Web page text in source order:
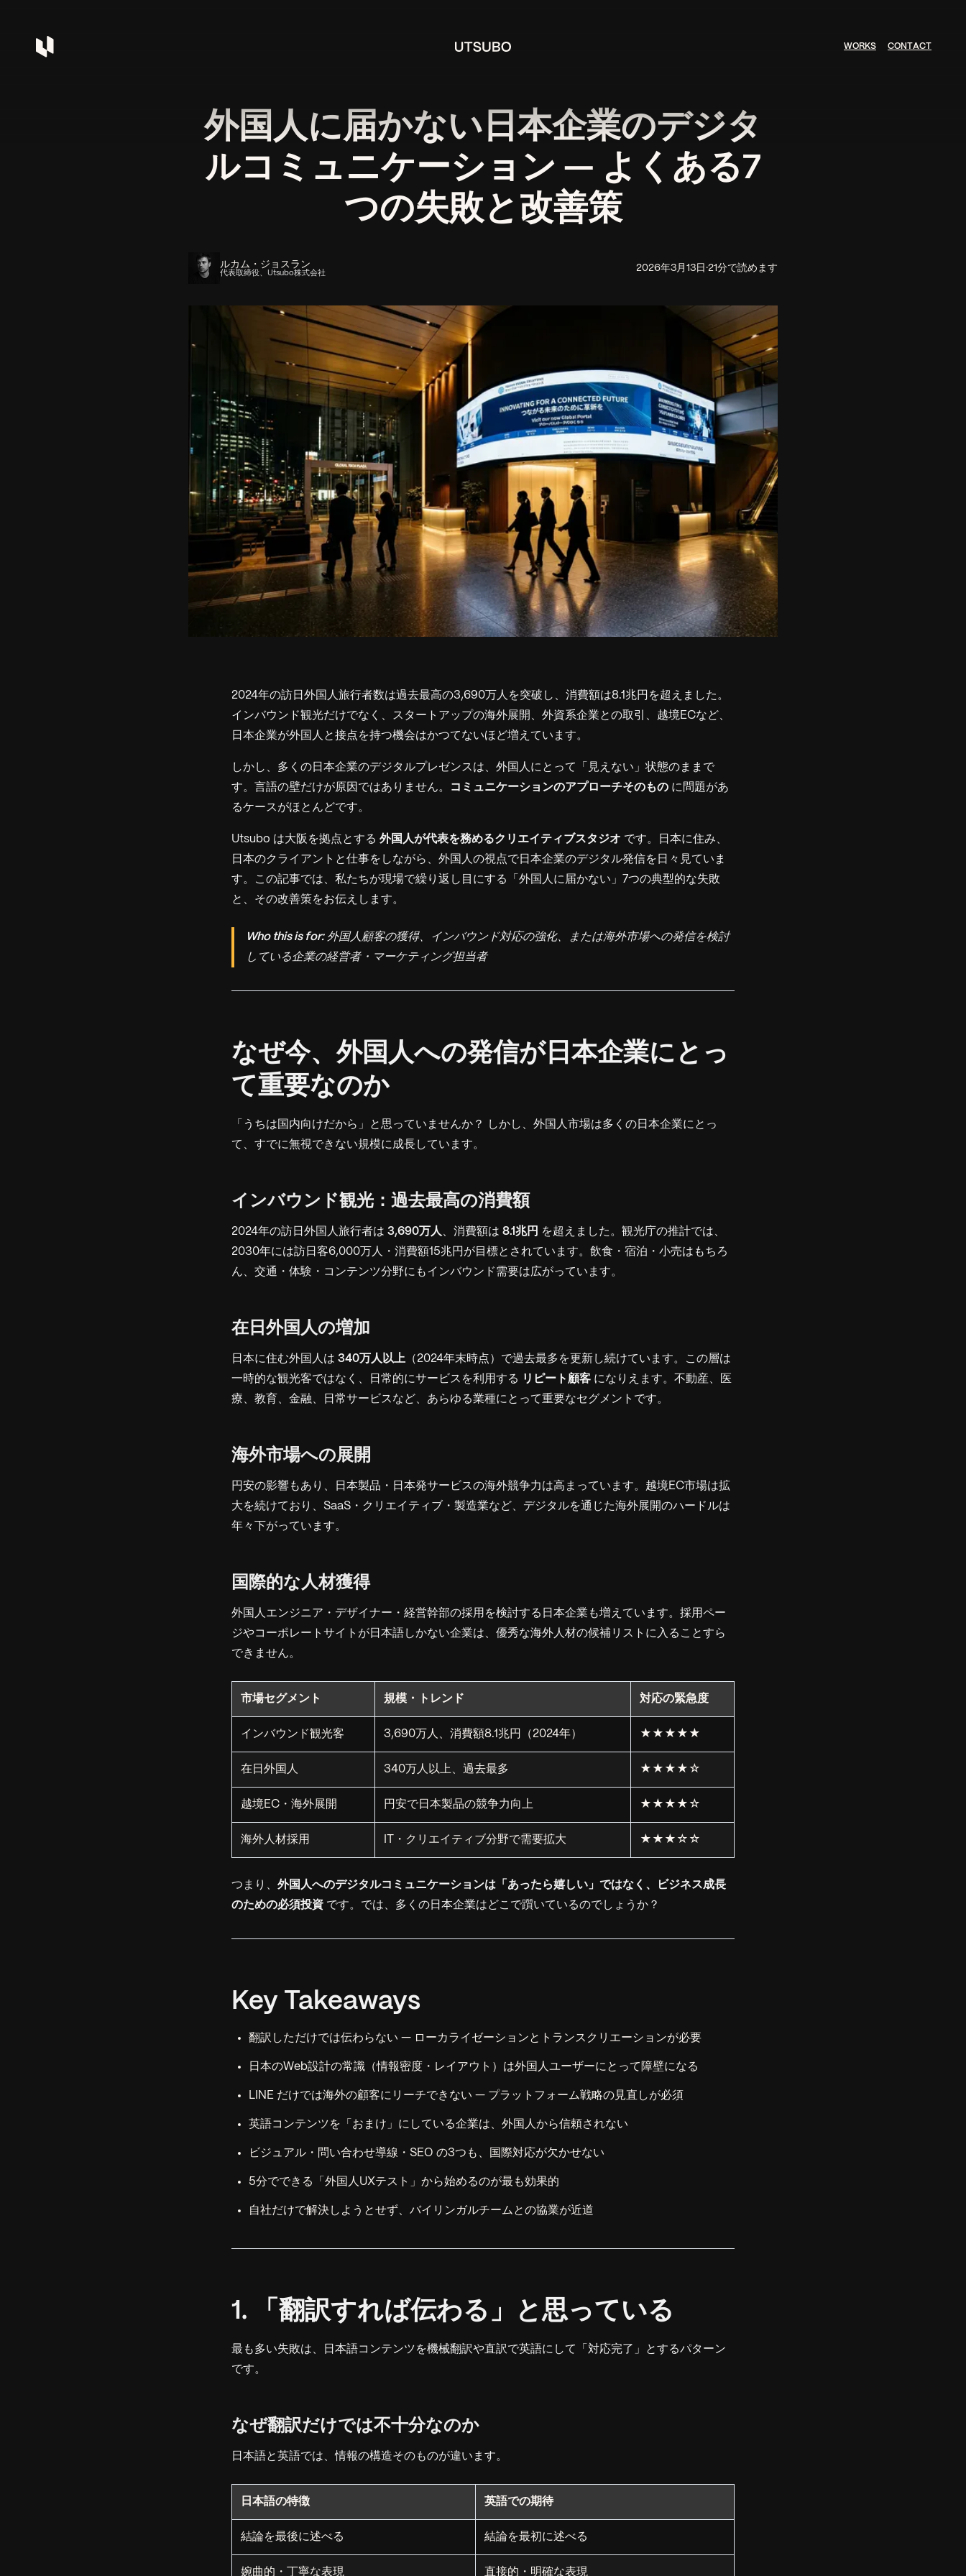
WORKS CONTACT
外国人に届かない日本企業のデジタ
ルコミュニケーション — よくある7
つの失敗と改善策
ルカム・ジョスラン
代表取締役、Utsubo株式会社 2026年3月13日 ·21分で読めます
2024年の訪日外国人旅行者数は過去最高の3,690万人を突破し、消費額は8.1兆円を超えました。
インバウンド観光だけでなく、スタートアップの海外展開、外資系企業との取引、越境ECなど、
日本企業が外国人と接点を持つ機会はかつてないほど増えています。
しかし、多くの日本企業のデジタルプレゼンスは、外国人にとって「見えない」状態のままで
す。言語の壁だけが原因ではありません。
コミュニケーションのアプローチそのもの に問題があ
るケースがほとんどです。
Utsubo は大阪を拠点とする 外国人が代表を務めるクリエイティブスタジオ です。日本に住み、
日本のクライアントと仕事をしながら、外国人の視点で日本企業のデジタル発信を日々見ていま
す。この記事では、私たちが現場で繰り返し目にする「外国人に届かない」7つの典型的な失敗
と、その改善策をお伝えします。
Who this is for:外国人顧客の獲得、インバウンド対応の強化、または海外市場への発信を検討
している企業の経営者・マーケティング担当者
なぜ今、外国人への発信が日本企業にとっ
て重要なのか
「うちは国内向けだから」と思っていませんか？ しかし、外国人市場は多くの日本企業にとっ
て、すでに無視できない規模に成長しています。
インバウンド観光：過去最高の消費額
2024年の訪日外国人旅行者は 3,690万人 、消費額は 8.1兆円 を超えました。観光庁の推計では、
2030年には訪日客6,000万人・消費額15兆円が目標とされています。飲食・宿泊・小売はもちろ
ん、交通・体験・コンテンツ分野にもインバウンド需要は広がっています。
在日外国人の増加
日本に住む外国人は 340万人以上 （2024年末時点）で過去最多を更新し続けています。この層は
一時的な観光客ではなく、日常的にサービスを利用する リピート顧客 になりえます。不動産、医
療、教育、金融、日常サービスなど、あらゆる業種にとって重要なセグメントです。
海外市場への展開
円安の影響もあり、日本製品・日本発サービスの海外競争力は高まっています。越境EC市場は拡
大を続けており、SaaS・クリエイティブ・製造業など、デジタルを通じた海外展開のハードルは
年々下がっています。
国際的な人材獲得
外国人エンジニア・デザイナー・経営幹部の採用を検討する日本企業も増えています。採用ペー
ジやコーポレートサイトが日本語しかない企業は、優秀な海外人材の候補リストに入ることすら
できません。
市場セグメント 規模・トレンド 対応の緊急度
インバウンド観光客 3,690万人、消費額8.1兆円（2024年） ★★★★★
在日外国人 340万人以上、過去最多 ★★★★☆
越境EC・海外展開 円安で日本製品の競争力向上 ★★★★☆
海外人材採用 IT・クリエイティブ分野で需要拡大 ★★★☆☆
つまり、 外国人へのデジタルコミュニケーションは「あったら嬉しい」ではなく、ビジネス成長
のための必須投資 です。では、多くの日本企業はどこで躓いているのでしょうか？
Key Takeaways
翻訳しただけでは伝わらない — ローカライゼーションとトランスクリエーションが必要
日本のWeb設計の常識（情報密度・レイアウト）は外国人ユーザーにとって障壁になる
LINE だけでは海外の顧客にリーチできない — プラットフォーム戦略の見直しが必須
英語コンテンツを「おまけ」にしている企業は、外国人から信頼されない
ビジュアル・問い合わせ導線・SEO の3つも、国際対応が欠かせない
5分でできる「外国人UXテスト」から始めるのが最も効果的
自社だけで解決しようとせず、バイリンガルチームとの協業が近道
1. 「翻訳すれば伝わる」と思っている
最も多い失敗は、日本語コンテンツを機械翻訳や直訳で英語にして「対応完了」とするパターン
です。
なぜ翻訳だけでは不十分なのか
日本語と英語では、情報の構造そのものが違います。
日本語の特徴 英語での期待
結論を最後に述べる 結論を最初に述べる
婉曲的・丁寧な表現 直接的・明確な表現